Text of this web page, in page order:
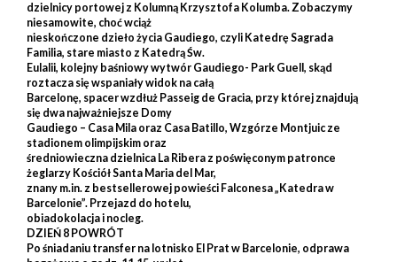
dzielnicy portowej z Kolumną Krzysztofa Kolumba. Zobaczymy
niesamowite, choć wciąż
nieskończone dzieło życia Gaudiego, czyli Katedrę Sagrada
Familia, stare miasto z Katedrą Św.
Eulalii, kolejny baśniowy wytwór Gaudiego- Park Guell, skąd
roztacza się wspaniały widok na całą
Barcelonę, spacer wzdłuż Passeig de Gracia, przy której znajdują
się dwa najważniejsze Domy
Gaudiego – Casa Mila oraz Casa Batillo, Wzgórze Montjuic ze
stadionem olimpijskim oraz
średniowieczna dzielnica La Ribera z poświęconym patronce
żeglarzy Kościół Santa Maria del Mar,
znany m.in. z bestsellerowej powieści Falconesa „Katedra w
Barcelonie”. Przejazd do hotelu,
obiadokolacja i nocleg.
DZIEŃ 8 POWRÓT
Po śniadaniu transfer na lotnisko El Prat w Barcelonie, odprawa